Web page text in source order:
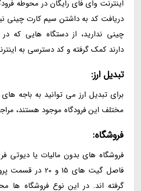
اینترنت وای فای رایگان در محوطه
دریافت کد به داشتن سیم کارت چینی
چینی ندارید، از دستگاه هایی که
دارند کمک گرفته و کد دسترسی به
تبدیل ارز:
برای تبدیل ارز می توانید به باجه
مختلف این فرودگاه موجود هستند،
فروشگاه:
فاصل گیت های 15 و
گرفته اند. در این نوع فروشگاه ها